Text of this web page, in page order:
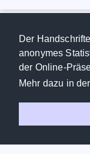
Der
anonymes
der Online-
Mehr dazu in der